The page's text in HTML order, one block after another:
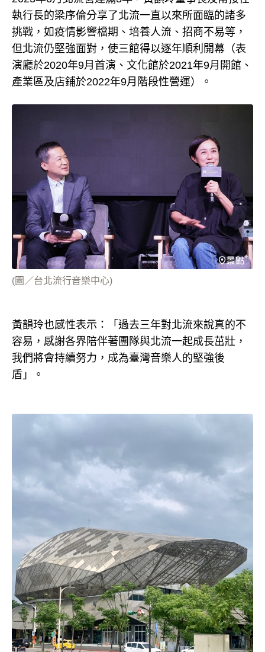
執行長的梁序倫分享了北流一直以來所面臨的諸多
挑戰，如疫情影響檔期、培養人流、招商不易等，
但北流仍堅強面對，使三館得以逐年順利開幕（表
演廳於2020年9月首演、文化館於2021年9月開館、
產業區及店鋪於2022年9月階段性營運）。
(圖／台北流行音樂中心)
黃韻玲也感性表示：「過去三年對北流來說真的不
容易，感謝各界陪伴著團隊與北流一起成長茁壯，
我們將會持續努力，成為臺灣音樂人的堅強後
盾」。